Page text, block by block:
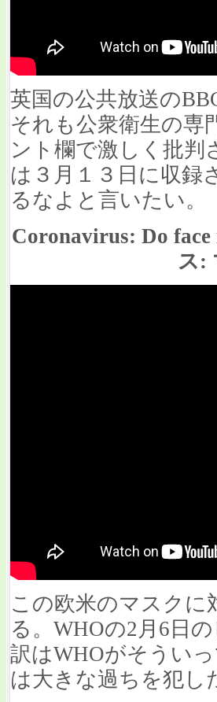
英国の公共放送の
それも公衆衛生の専
ント欄で激しく批判
は３月１３日に収録
るなよと言いたい。
Coronavirus: Do
ス:
この欧米のマスクに
る。WHOの2月6日
訳はWHOがそうい
は大きな過ちを犯し